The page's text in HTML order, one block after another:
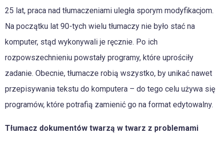
25 lat, praca nad tłumaczeniami uległa sporym modyfikacjom.
Na początku lat 90-tych wielu tłumaczy nie było stać na
komputer, stąd wykonywali je ręcznie. Po ich
rozpowszechnieniu powstały programy, które uprościły
zadanie. Obecnie, tłumacze robią wszystko, by unikać nawet
przepisywania tekstu do komputera – do tego celu używa się
programów, które potrafią zamienić go na format edytowalny.
Tłumacz dokumentów twarzą w twarz z problemami